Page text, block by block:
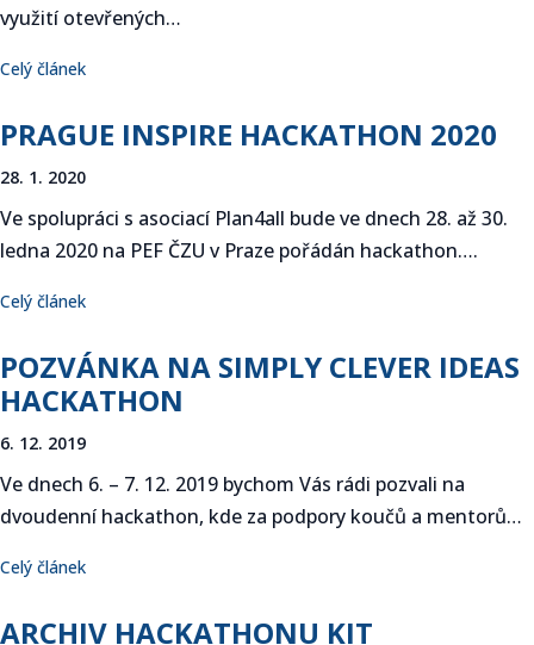
využití otevřených…
Celý článek
PRAGUE INSPIRE HACKATHON 2020
28. 1. 2020
Ve spolupráci s asociací Plan4all bude ve dnech 28. až 30.
ledna 2020 na PEF ČZU v Praze pořádán hackathon….
Celý článek
POZVÁNKA NA SIMPLY CLEVER IDEAS
HACKATHON
6. 12. 2019
Ve dnech 6. – 7. 12. 2019 bychom Vás rádi pozvali na
dvoudenní hackathon, kde za podpory koučů a mentorů…
Celý článek
ARCHIV HACKATHONU KIT